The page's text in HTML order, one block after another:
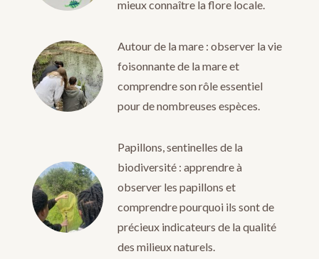
mieux connaître la flore locale.
Autour de la mare : observer la vie
foisonnante de la mare et
comprendre son rôle essentiel
pour de nombreuses espèces.
Papillons, sentinelles de la
biodiversité : apprendre à
observer les papillons et
comprendre pourquoi ils sont de
précieux indicateurs de la qualité
des milieux naturels.